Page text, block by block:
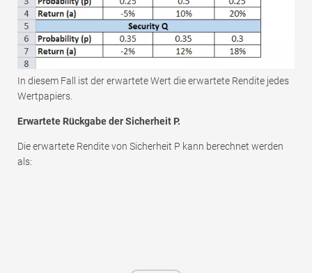
In diesem Fall ist der erwartete Wert die erwartete Rendite jedes
Wertpapiers.
Erwartete Rückgabe der Sicherheit P.
Die erwartete Rendite von Sicherheit P kann berechnet werden
als: